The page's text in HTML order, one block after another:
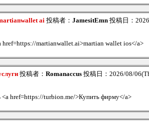
ai 投稿者： JamesitEmn 投稿日：
href=https://martianwallet.ai>martian wallet ios</a>
投稿者： Romanaccus 投稿日：2026/08/
<a href=https://turbion.me/>Купить фирму</a>